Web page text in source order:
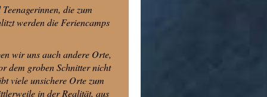
die zum
werden die Feriencamps
wir uns auch andere Orte,
dem groben Schnitter nicht
viele unsichere Orte zum
in der Realität, aus